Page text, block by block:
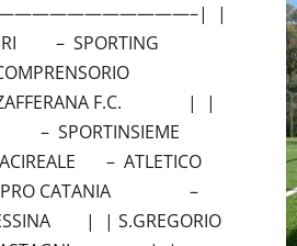
|
– SPORTING
F.C. | |
– SPORTINSIEME
– ATLETICO
CATANIA –
| | S.GREGORIO